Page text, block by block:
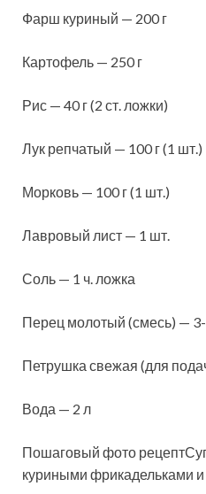
Фарш куриный — 200 г
Картофель — 250 г
Рис — 40 г (2 ст. ложки)
Лук репчатый — 100 г (1 шт.)
Морковь — 100 г (1 шт.)
Лавровый лист — 1 шт.
Соль — 1 ч. ложка
Перец молотый (смесь) —
Петрушка свежая (для
Вода — 2 л
Пошаговый фото
куриными фрикадельками